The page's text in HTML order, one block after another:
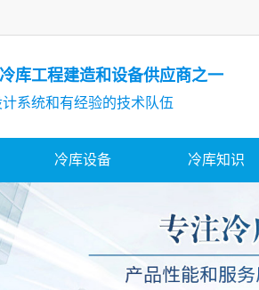
库工程建造和设备供应商之一
系统和有经验的技术队伍
冷库设备 冷库知识